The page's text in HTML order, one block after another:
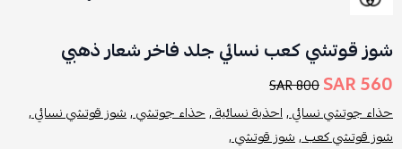
شوز قوتشي كعب نسائي جلد فاخر شعار ذهبي
560 SAR
800 SAR
حذاء جوتشي نسائي ,احذية نسائية ,حذاء جوتشي ,شوز قوتشي نسائي ,
شوز قوتشي كعب ,شوز قوتشي ,